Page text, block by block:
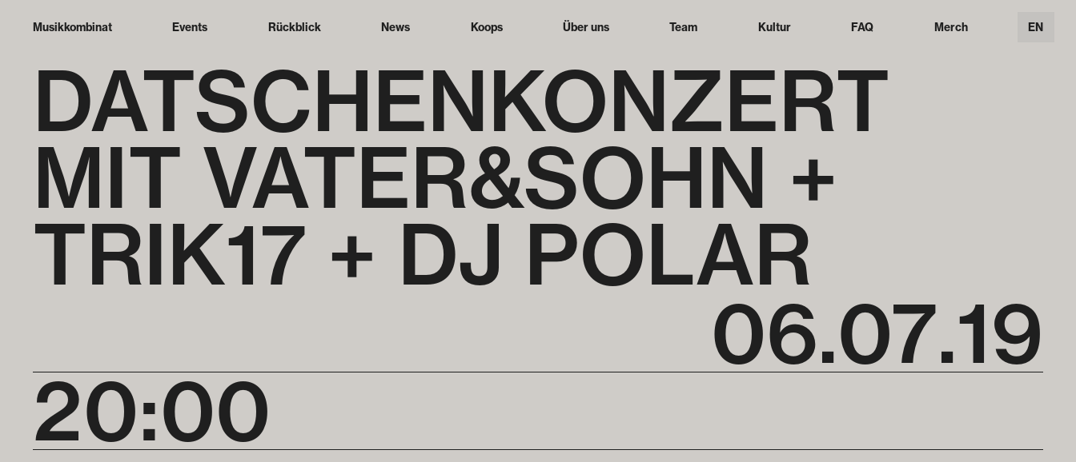
Musikkombinat Events Rückblick News Koops Über uns Team Kultur FAQ Merch EN
DATSCHEN­KONZERT
MIT VATER&SOHN +
TRIK17 + DJ POLAR
06.07.19
20:00